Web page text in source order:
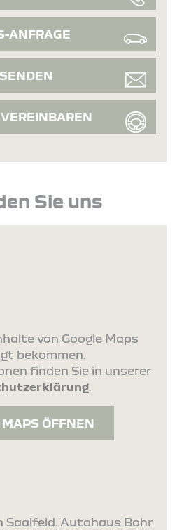
ANFRAGE
Sie uns
von Google Maps
bekommen.
finden Sie in unserer
.
MAPS ÖFFNEN
Autohaus Bohr